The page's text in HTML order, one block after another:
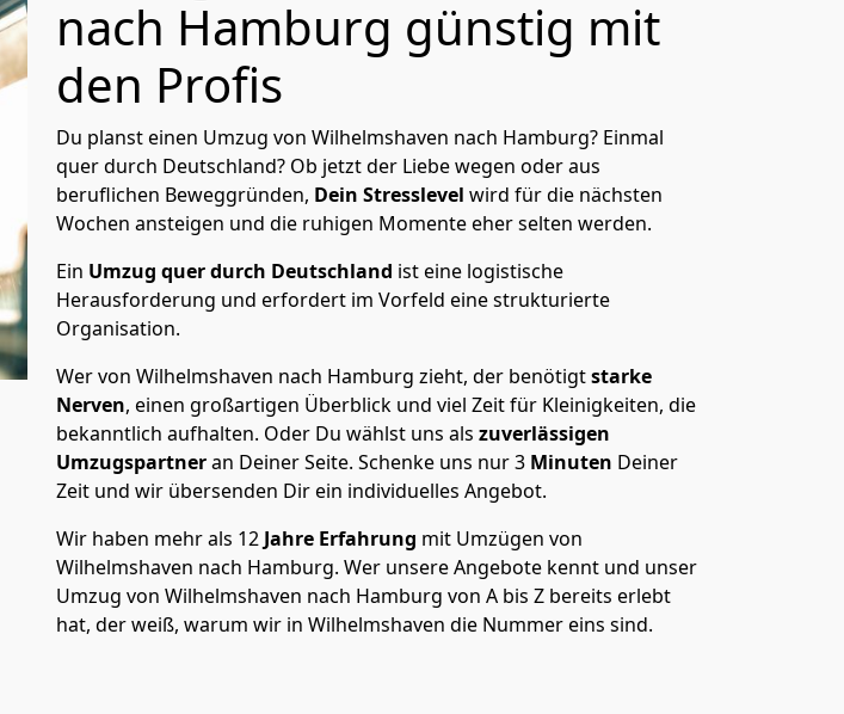
nach Hamburg günstig mit
den Profis
Du planst einen Umzug von Wilhelmshaven nach Hamburg? Einmal
quer durch Deutschland? Ob jetzt der Liebe wegen oder aus
beruflichen Beweggründen, Dein Stresslevel wird für die nächsten
Wochen ansteigen und die ruhigen Momente eher selten werden.
Ein Umzug quer durch Deutschland ist eine logistische
Herausforderung und erfordert im Vorfeld eine strukturierte
Organisation.
Wer von Wilhelmshaven nach Hamburg zieht, der benötigtstarke
Nerven, einen großartigen Überblick und viel Zeit für Kleinigkeiten, die
bekanntlich aufhalten. Oder Du wählst uns als zuverlässigen
Umzugspartneran Deiner Seite. Schenke uns nur3 Minuten Deiner
Zeit und wir übersenden Dir ein individuelles Angebot.
Wir haben mehr als 12 Jahre Erfahrung mit Umzügen von
Wilhelmshaven nach Hamburg. Wer unsere Angebote kennt und unser
Umzug von Wilhelmshaven nach Hamburg von A bis Z bereits erlebt
hat, der weiß, warum wir in Wilhelmshaven die Nummer eins sind.